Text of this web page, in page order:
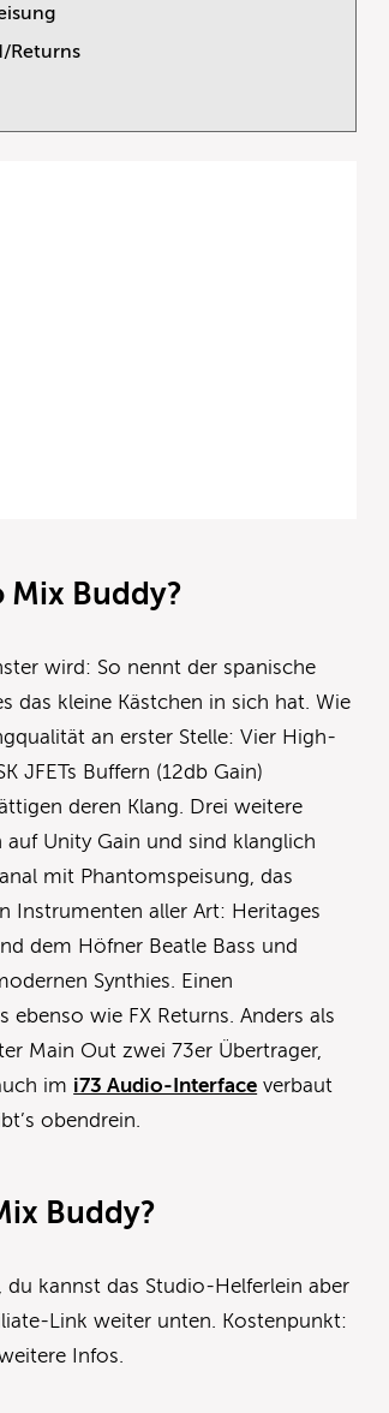
Returns
Mix Buddy?
wird: So nennt der spanische
das kleine Kästchen in sich hat. Wie
an erster Stelle: Vier High-
JFETs Buffern (12db Gain)
deren Klang. Drei weitere
auf Unity Gain und sind klanglich
mit Phantomspeisung, das
Instrumenten aller Art: Heritages
dem Höfner Beatle Bass und
Synthies. Einen
wie FX Returns. Anders als
Main Out zwei 73er Übertrager,
im i73 Audio-Interface verbaut
obendrein.
Buddy?
kannst das Studio-Helferlein aber
Link weiter unten. Kostenpunkt:
Infos.